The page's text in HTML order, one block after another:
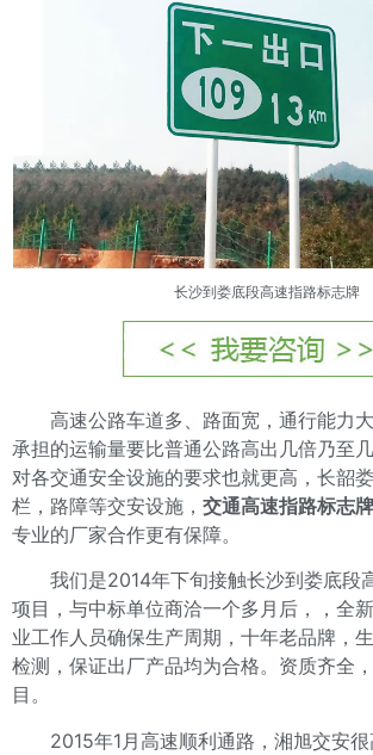
长沙到娄底段高速指路标志牌
高速公路车道多、路面宽，通行能力
承担的运输量要比普通公路高出几倍乃至
对各交通安全设施的要求也就更高，长韶
栏，路障等交安设施， 交通高速指路标志牌
专业的厂家合作更有保障。
我们是2014年下旬接触长沙到娄底段
项目，与中标单位商洽一个多月后，，全
业工作人员确保生产周期，十年老品牌，
检测，保证出厂产品均为合格。资质齐全
目。
2015年1月高速顺利通路，湘旭交安